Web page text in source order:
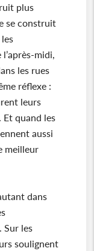
plus
se construit
midi,
les rues
réflexe :
leurs
Et quand les
aussi
meilleur
dans
Sur les
soulignent